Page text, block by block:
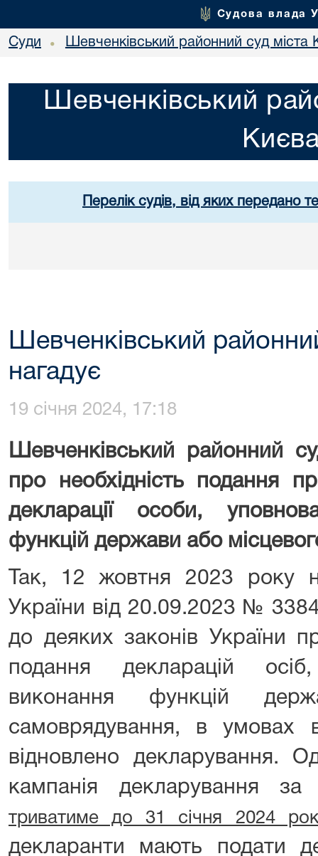
Судова влада
Суди • Шевченківський районний суд міста
Шевченківський
Перелік судів, від яких передано
Шевченківський
нагадує
19 січня 2024, 17:18
Шевченківський районний
про необхідність подання
декларації особи,
функцій держави або
Так, 12 жовтня 2023 року
України від 20.09.2023 №
до деяких законів України
подання декларацій
виконання функцій
самоврядування, в умовах
відновлено декларування.
кампанія декларування
триватиме до 31 січня 2024
декларанти мають подати